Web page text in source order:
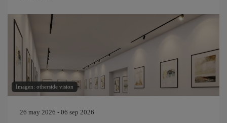
Imagen: otherside vision
26 may 2026 - 06 sep 2026